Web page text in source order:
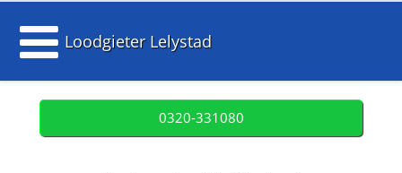
Loodgieter Lelystad
0320-331080